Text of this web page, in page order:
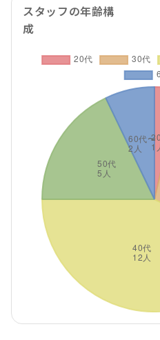
スタッフの年齢構
成